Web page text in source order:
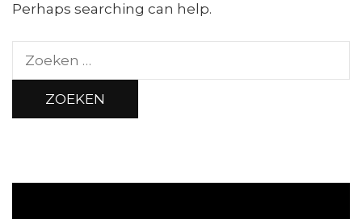
Perhaps searching can help.
Zoeken